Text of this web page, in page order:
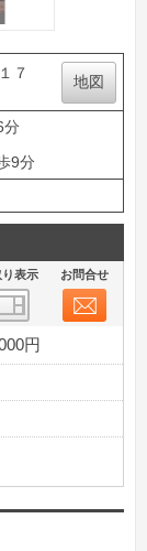
７
地図
分
9分
り表示 お問合せ
円